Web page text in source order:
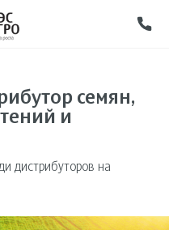
семян,
и
дистрибуторов на